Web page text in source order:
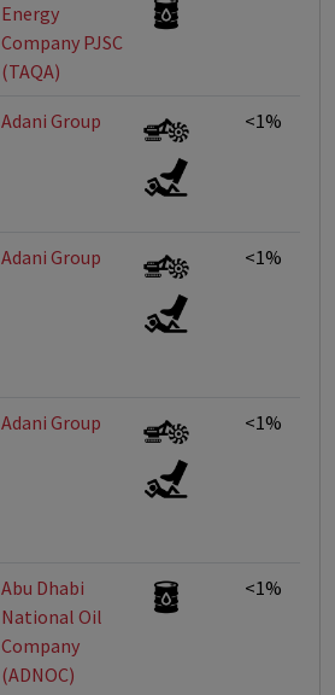
Energy
Company PJSC
(TAQA)
Adani Group <1%
Adani Group <1%
Adani Group <1%
Abu Dhabi
National Oil
Company
(ADNOC)
<1%